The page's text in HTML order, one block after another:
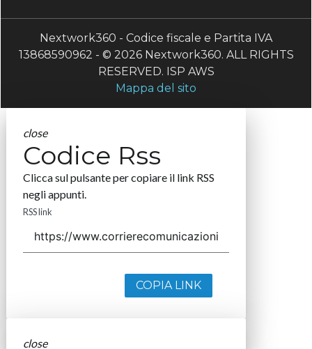
Nextwork360 - Codice fiscale e Partita IVA
13868590962 - © 2026 Nextwork360. ALL RIGHTS
RESERVED. ISP AWS
Mappa del sito
close
Codice Rss
Clicca sul pulsante per copiare il link RSS
negli appunti.
RSS link
COPIA LINK
close